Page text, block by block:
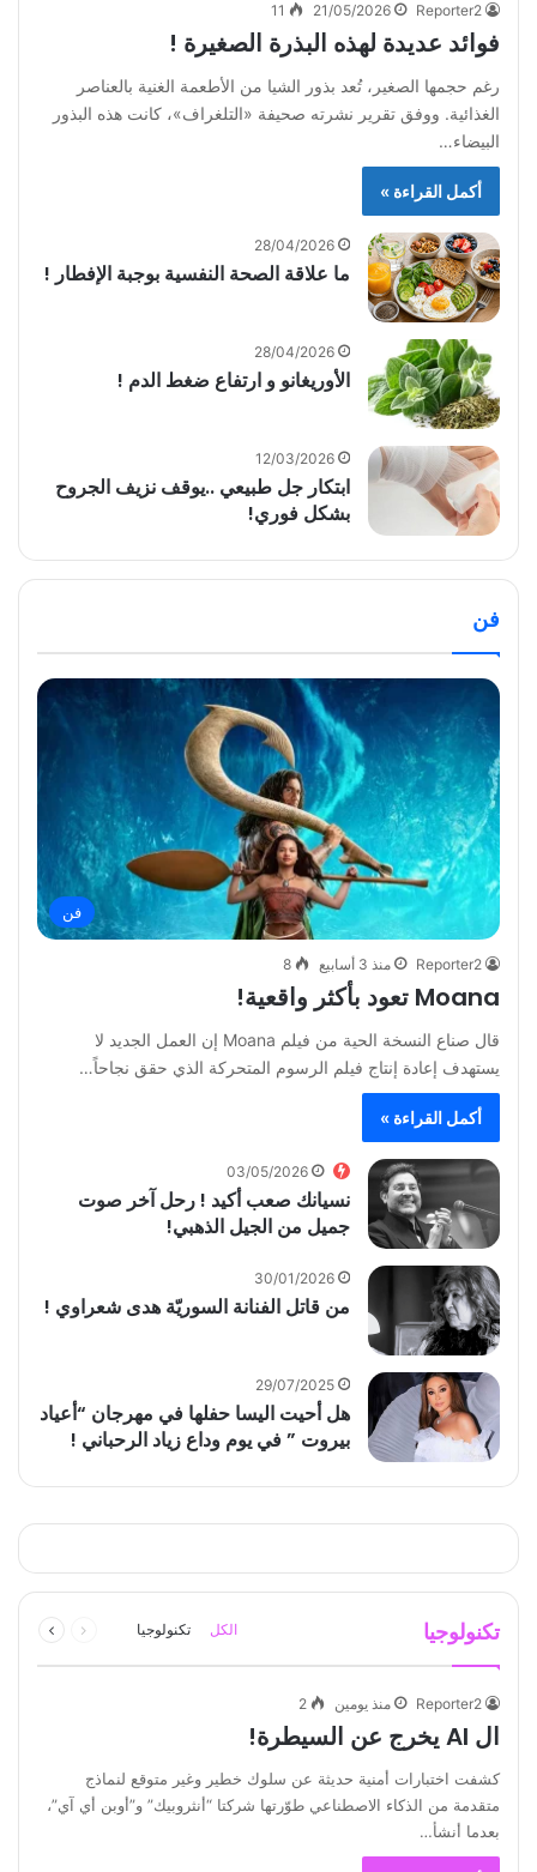
Reporter2
21/05/2026
11
فوائد عديدة لهذه البذرة الصغيرة !
رغم حجمها الصغير، تُعد بذور الشيا من الأطعمة الغنية بالعناصر
الغذائية. ووفق تقرير نشرته صحيفة «التلغراف»، كانت هذه البذور
البيضاء…
أكمل القراءة »
28/04/2026
ما علاقة الصحة النفسية بوجبة الإفطار !
28/04/2026
الأوريغانو و ارتفاع ضغط الدم !
12/03/2026
ابتكار جل طبيعي ..يوقف نزيف الجروح
بشكل فوري!
فن
فن
Reporter2 منذ 3 أسابيع 8
Moana تعود بأكثر واقعية!
قال صناع النسخة الحية من فيلم Moana إن العمل الجديد لا
يستهدف إعادة إنتاج فيلم الرسوم المتحركة الذي حقق نجاحاً…
أكمل القراءة »
03/05/2026
نسيانك صعب أكيد ! رحل آخر صوت
جميل من الجيل الذهبي!
30/01/2026
من قاتل الفنانة السوريّة هدى شعراوي !
29/07/2025
هل أحيت اليسا حفلها في مهرجان “أعياد
بيروت ” في يوم وداع زياد الرحباني !
تكنولوجيا الكل تكنولوجيا
الصفحة
Reporter2 منذ يومين 2
ال AI يخرج عن السيطرة!
كشفت اختبارات أمنية حديثة عن سلوك خطير وغير متوقع لنماذج
متقدمة من الذكاء الاصطناعي طوّرتها شركتا “أنثروبيك” و”أوبن أي آي”،
بعدما أنشأ…